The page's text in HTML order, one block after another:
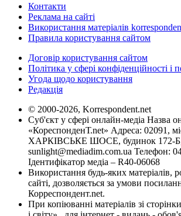
Контакти
Реклама на сайті
Використання матеріалів
Правила користування сайтом
Договір користування сайтом
Політика у сфері конфіденційності і
Угода щодо користування
Редакція
© 2000-2026, Korrespondent.net
Суб'єкт у сфері онлайн-медіа Назва
«КореспонденТ.net» Адреса: 02091,
ХАРКІВСЬКЕ ШОСЕ, будинок 172-Б,
sunlight@mediadim.com.ua Телефон:
Ідентифікатор медіа – R40-06068
Використання будь-яких матеріалів,
сайті, дозволяється за умови
Корреспондент.net.
При копіюванні матеріалів зі